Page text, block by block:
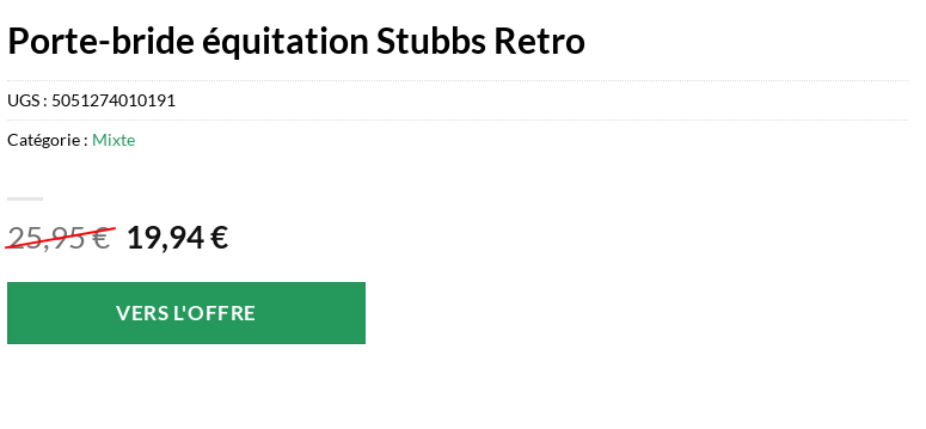
Porte-bride équitation Stubbs Retro
25,95€ Le
initial
était :
19,94€Le
actuel
est :
VERS L'OFFRE
UGS : 5051274010191
Catégorie : Mixte